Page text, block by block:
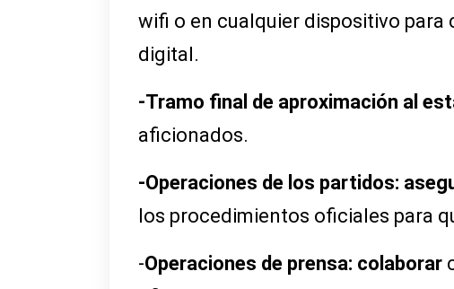
wifi o en cualquier dispositivo
digital.
-Tramo final de aproximación al
aficionados.
-Operaciones de los partidos:
los procedimientos oficiales para
-Operaciones de prensa: colaborar